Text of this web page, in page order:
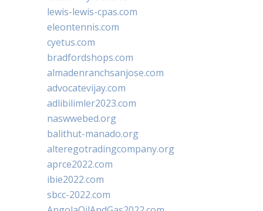
lewis-lewis-cpas.com
eleontennis.com
cyetus.com
bradfordshops.com
almadenranchsanjose.com
advocatevijay.com
adlibilimler2023.com
naswwebed.org
balithut-manado.org
alteregotradingcompany.org
aprce2022.com
ibie2022.com
sbcc-2022.com